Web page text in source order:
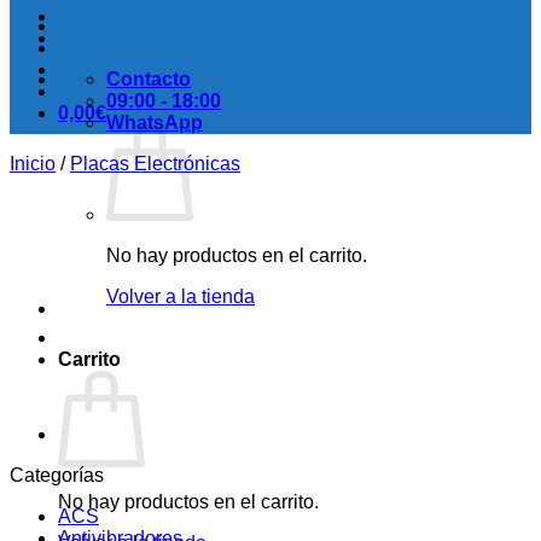
0,00€
No hay productos en el carrito.
Volver a la tienda
Carrito
No hay productos en el carrito.
Contacto
09:00 - 18:00
WhatsApp
Inicio / Placas Electrónicas
Categorías
ACS